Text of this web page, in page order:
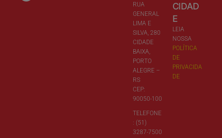
RUA
GENERAL
LIMA E
SILVA, 280
CIDADE
BAIXA,
PORTO
ALEGRE –
RS
CEP:
90050-100
TELEFONE
: (51)
3287-7500
CIDAD
E
LEIA
NOSSA
POLÍTICA
DE
PRIVACIDA
DE